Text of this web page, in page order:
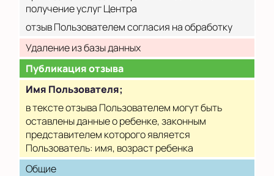
получение услуг Центра
отзыв Пользователем согласия на обработку
Удаление из базы данных
Публикация отзыва
Имя Пользователя;
в тексте отзыва Пользователем могут быть
оставлены данные о ребенке, законным
представителем которого является
Пользователь: имя, возраст ребенка
Общие